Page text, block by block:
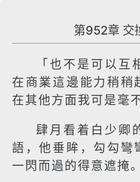
第952章 交
「也不是可以
在商業這邊能力稍稍
在其他方面我可是毫
肆月看着白少卿
語，他垂眸，勾勾彎
一閃而過的得意遮掩。